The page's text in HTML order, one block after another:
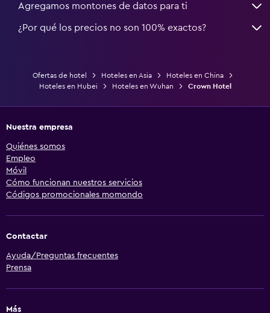
Agregamos montones de datos para ti
¿Por qué los precios no son 100% exactos?
Ofertas de hotel Hoteles en Asia
Hoteles en China
Hoteles en Hubei
Hoteles en Wuhan Crown Hotel
Nuestra empresa
Quiénes somos
Empleo
Móvil
Cómo funcionan nuestros servicios
Códigos promocionales momondo
Contactar
Ayuda/Preguntas frecuentes
Prensa
Más